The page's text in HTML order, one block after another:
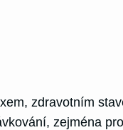
zdravotním
zejména